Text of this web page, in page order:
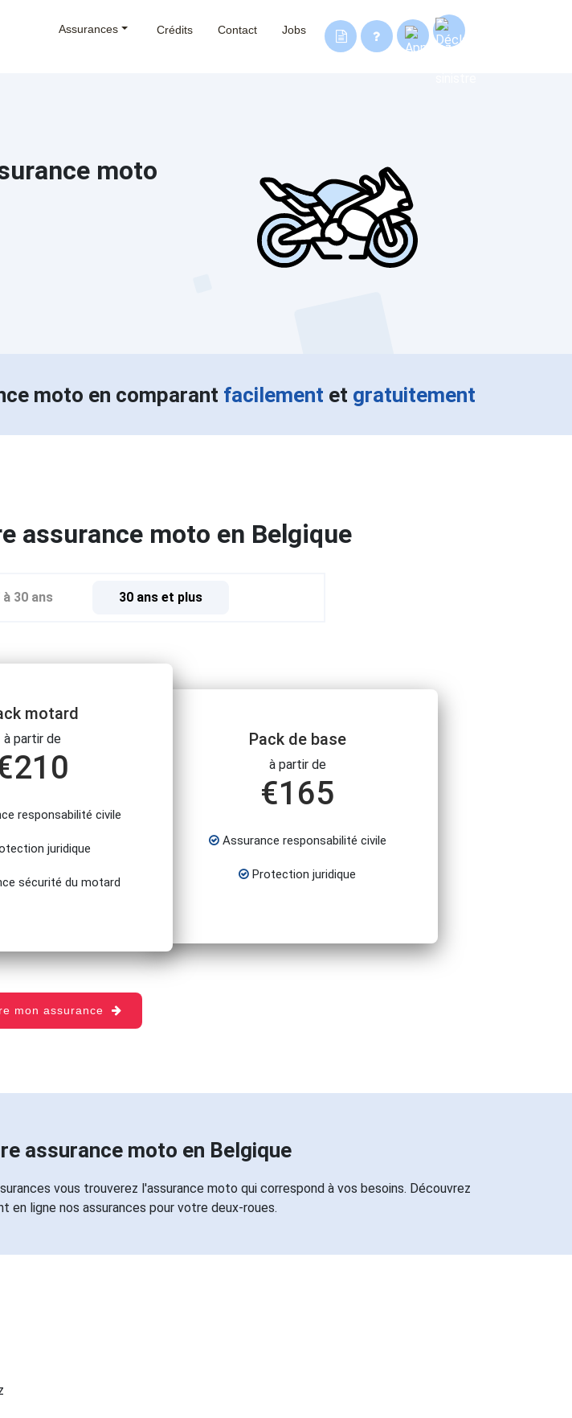
Assurances Crédits Contact Jobs
moto
moto en comparant facilement et gratuitement
assurance moto en Belgique
à 30 ans 30 ans et plus
motard
à partir de
210
responsabilité civile
juridique
sécurité du motard
Pack de base
à partir de
€165
Assurance responsabilité civile
Protection juridique
mon assurance
assurance moto en Belgique
vous trouverez l'assurance moto qui correspond à vos besoins. Découvrez
ligne nos assurances pour votre deux-roues.